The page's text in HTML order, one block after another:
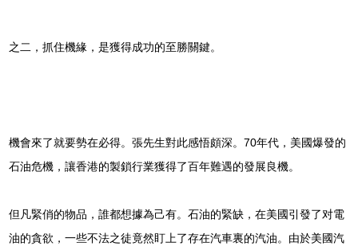
之二，抓住機緣，是獲得成功的至勝關鍵。
機會來了就要勢在必得。張先生對此感悟頗深。70年代，美國爆發的
石油危機，讓香港的製鎖行業獲得了百年難遇的發展良機。
但凡緊俏的物品，誰都想據為己有。石油的緊缺，在美國引發了对電
油的貪欲，一些不法之徒竟然盯上了存在汽車裏的汽油。由於美國汽